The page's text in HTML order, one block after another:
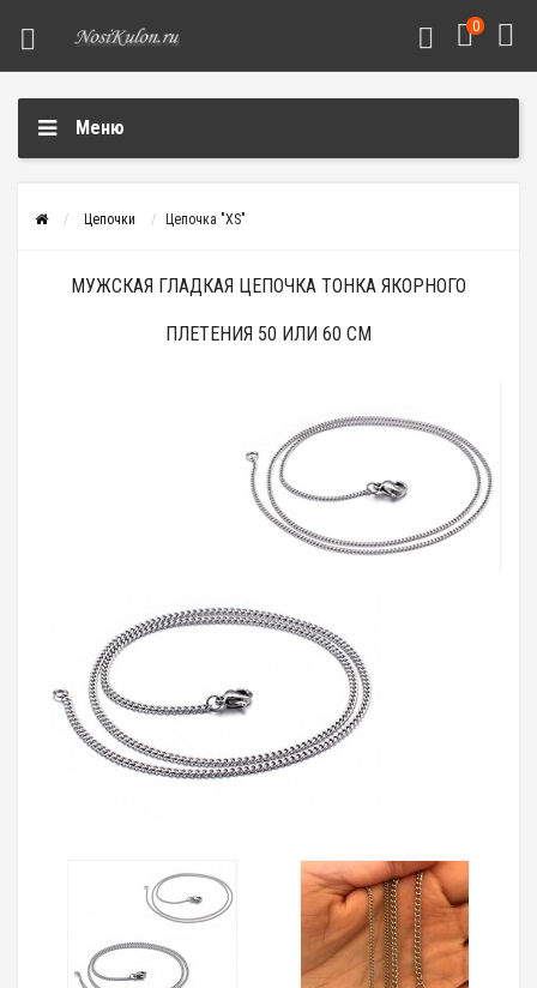
0
Меню
Цепочки Цепочка "XS"
МУЖСКАЯ ГЛАДКАЯ ЦЕПОЧКА ТОНКА ЯКОРНОГО
ПЛЕТЕНИЯ 50 ИЛИ 60 СМ